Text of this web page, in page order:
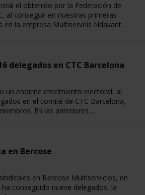
el obtenido por la Federación de
al conseguir en nuestras primeras
en la empresa Multiserveis Ndavant…
delegados en CTC Barcelona
un enorme crecimiento electoral, al
en el comité de CTC Barcelona,
En las anteriores…
en Bercose
en Bercose Multiservicios, en
ha conseguido nueve delegados, la